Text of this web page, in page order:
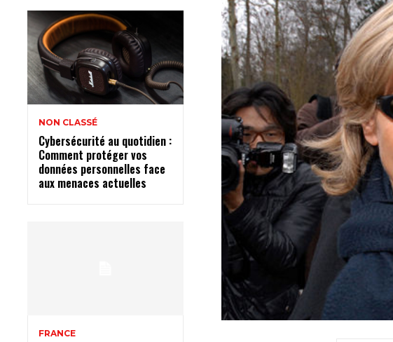
NON CLASSÉ
Cybersécurité au quotidien :
Comment protéger vos
données personnelles face
aux menaces actuelles
FRANCE